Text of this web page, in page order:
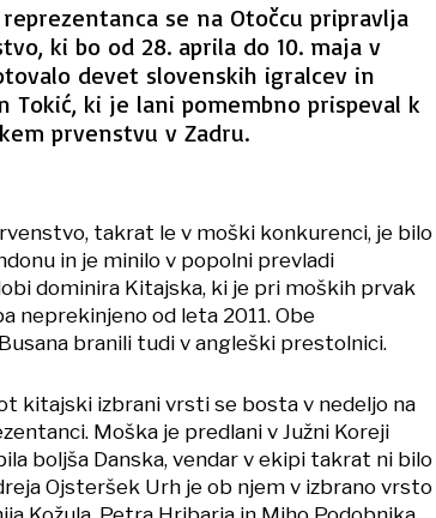
se na Otočcu pripravlja
ki bo od 28. aprila do 10. maja v
devet slovenskih igralcev in
ki je lani pomembno prispeval k
prvenstvu v Zadru.
takrat le v moški konkurenci, je bilo
in je minilo v popolni prevladi
dominira Kitajska, ki je pri moških prvak
neprekinjeno od leta 2011. Obe
branili tudi v angleški prestolnici.
kitajski izbrani vrsti se bosta v nedeljo na
Moška je predlani v Južni Koreji
boljša Danska, vendar v ekipi takrat ni bilo
Ojsteršek Urh je ob njem v izbrano vrsto